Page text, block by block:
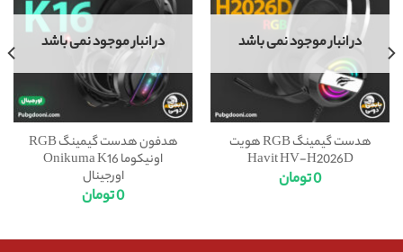
در انبار موجود نمی باشد
هدست گیمینگ RGB هویت
Havit HV-H2026D
0تومان
در انبار موجود نمی باشد
هدفون هدست گیمینگ RGB
اونیکوما Onikuma K16
اورجینال
0تومان